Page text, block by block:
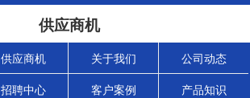
供应商机
供应商机 关于我们 公司动态
招聘中心 客户案例 产品知识